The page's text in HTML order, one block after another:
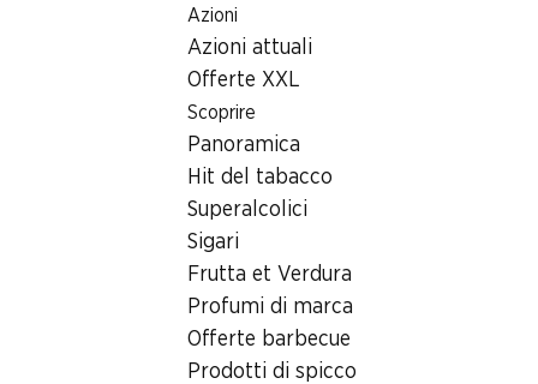
Azioni
Azioni attuali
Offerte XXL
Scoprire
Panoramica
Hit del tabacco
Superalcolici
Sigari
Frutta et Verdura
Profumi di marca
Offerte barbecue
Prodotti di spicco
Ricerca di filiale
Filiale Denner Ruopigenplatz 0, 6015 Luzern
6015 Luzern, Ruopigen-
Ruopigenplatz 0, 6015 Luzern